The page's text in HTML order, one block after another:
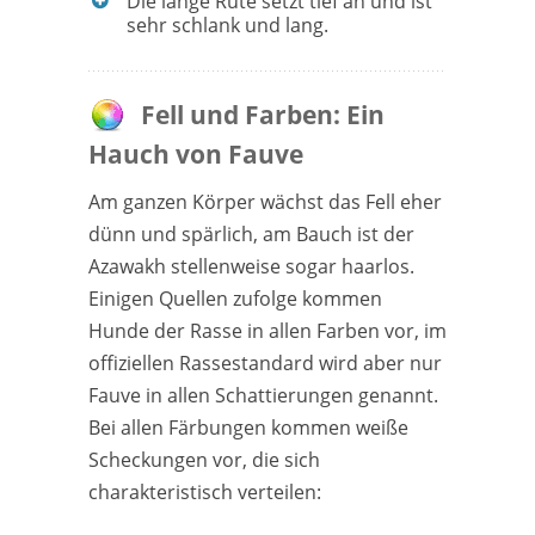
sehr schlank und lang.
Fell und Farben: Ein
Hauch von Fauve
Am ganzen Körper wächst das Fell eher
dünn und spärlich, am Bauch ist der
Azawakh stellenweise sogar haarlos.
Einigen Quellen zufolge kommen
Hunde der Rasse in allen Farben vor, im
offiziellen Rassestandard wird aber nur
Fauve in allen Schattierungen genannt.
Bei allen Färbungen kommen weiße
Scheckungen vor, die sich
charakteristisch verteilen: